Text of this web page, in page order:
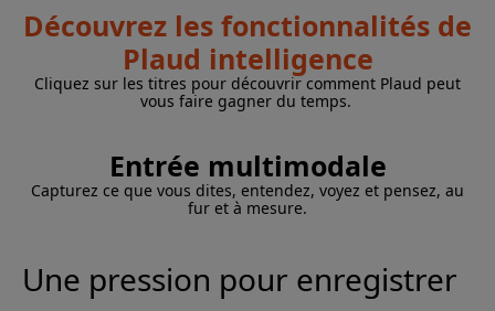
Découvrez les fonctionnalités de
Plaud intelligence
Cliquez sur les titres pour découvrir comment Plaud peut
vous faire gagner du temps.
Entrée multimodale
Capturez ce que vous dites, entendez, voyez et pensez, au
fur et à mesure.
Une pression pour enregistrer